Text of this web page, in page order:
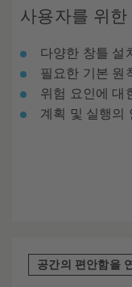
사용자를 위한
다양한 창틀 설
필요한 기본 원
위험 요인에 대
계획 및 실행의
공간의 편안함을